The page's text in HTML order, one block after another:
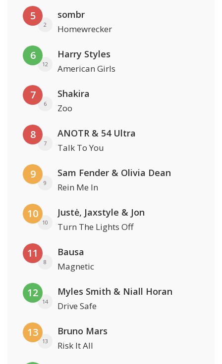
5
2
sombr
Homewrecker
6
12
Harry Styles
American Girls
7
6
Shakira
Zoo
8
7
ANOTR & 54 Ultra
Talk To You
9
9
Sam Fender & Olivia Dean
Rein Me In
10
10
Justė, Jaxstyle & Jon
Turn The Lights Off
11
8
Bausa
Magnetic
12
14
Myles Smith & Niall Horan
Drive Safe
13
13
Bruno Mars
Risk It All